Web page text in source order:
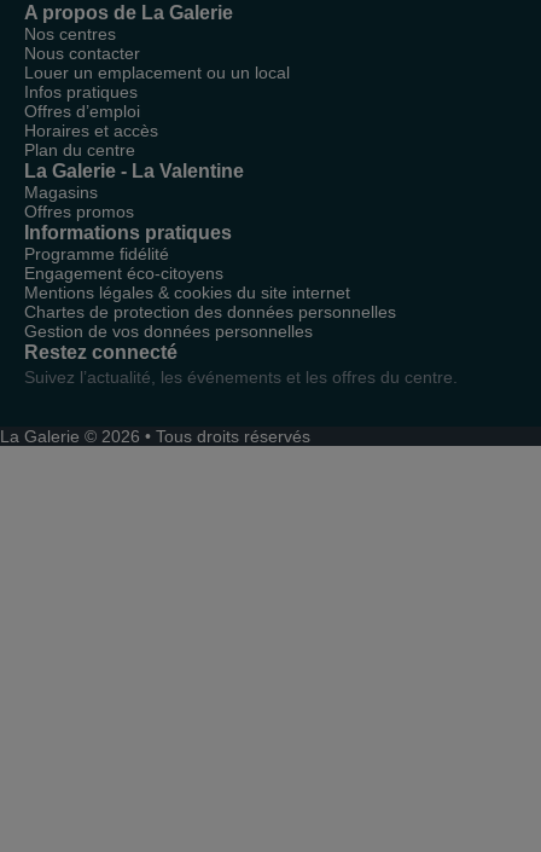
A propos de La Galerie
Nos centres
Nous contacter
Louer un emplacement ou un local
Infos pratiques
Offres d’emploi
Horaires et accès
Plan du centre
La Galerie - La Valentine
Magasins
Offres promos
Informations pratiques
Programme fidélité
Engagement éco-citoyens
Mentions légales & cookies du site internet
Chartes de protection des données personnelles
Gestion de vos données personnelles
Restez connecté
Suivez l’actualité, les événements et les offres du centre.
La Galerie © 2026 • Tous droits réservés